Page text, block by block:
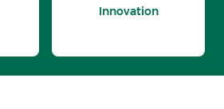
Innovation